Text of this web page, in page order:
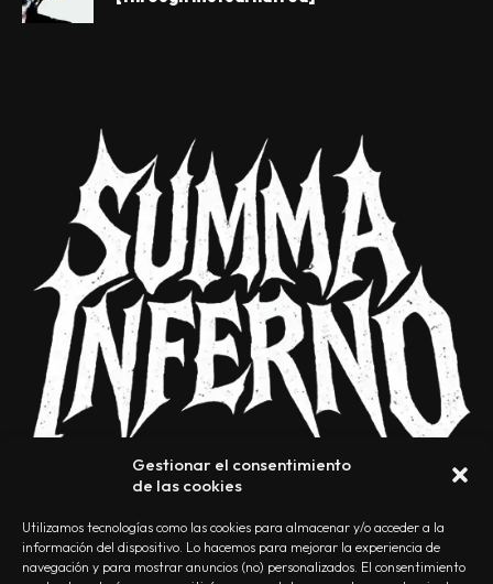
Gestionar el consentimiento
de las cookies
Utilizamos tecnologías como las cookies para almacenar y/o acceder a la
información del dispositivo. Lo hacemos para mejorar la experiencia de
navegación y para mostrar anuncios (no) personalizados. El consentimiento